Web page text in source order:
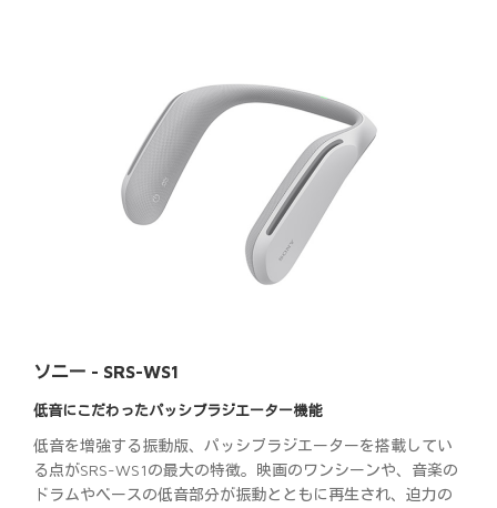
ソニー - SRS-WS1
低音にこだわったパッシブラジエーター機能
低音を増強する振動版、パッシブラジエーターを搭載してい
る点がSRS-WS1の最大の特徴。映画のワンシーンや、音楽の
ドラムやベースの低音部分が振動とともに再生され、迫力の